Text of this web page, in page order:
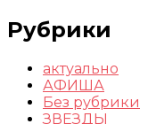
Рубрики
актуально
АФИША
Без рубрики
ЗВЕЗДЫ